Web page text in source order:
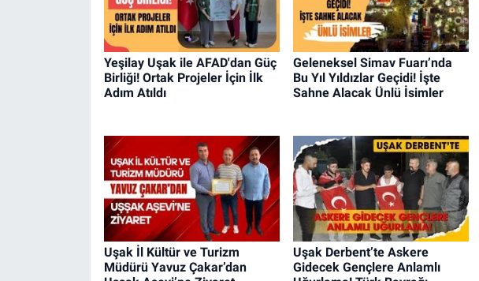
Yeşilay Uşak ile AFAD'dan Güç
Birliği! Ortak Projeler İçin İlk
Adım Atıldı
Geleneksel Simav Fuarı’nda
Bu Yıl Yıldızlar Geçidi! İşte
Sahne Alacak Ünlü İsimler
Uşak İl Kültür ve Turizm
Müdürü Yavuz Çakar’dan
Uşak Derbent’te Askere
Gidecek Gençlere Anlamlı